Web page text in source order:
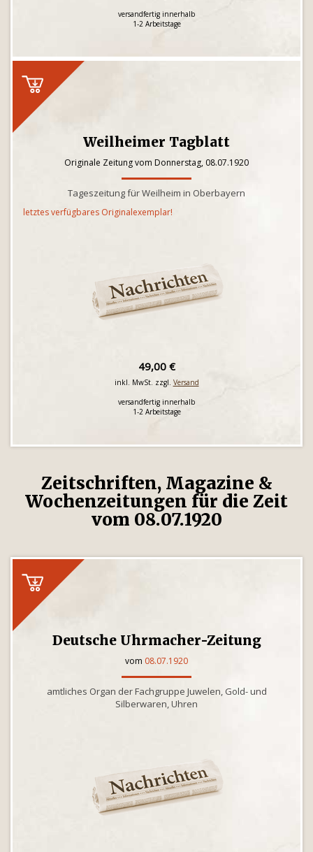
versandfertig innerhalb
1-2 Arbeitstage
Weilheimer Tagblatt
Originale Zeitung vom Donnerstag, 08.07.1920
Tageszeitung für Weilheim in Oberbayern
letztes verfügbares Originalexemplar!
49,00 €
inkl. MwSt. zzgl. Versand
versandfertig innerhalb
1-2 Arbeitstage
Zeitschriften, Magazine &
Wochenzeitungen für die Zeit
vom 08.07.1920
Deutsche Uhrmacher-Zeitung
vom 08.07.1920
amtliches Organ der Fachgruppe Juwelen, Gold- und
Silberwaren, Uhren